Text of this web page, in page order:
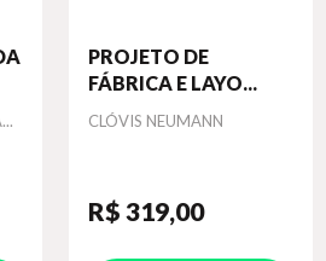
PROJETO DE
FÁBRICA E LAYO...
Autor
CLÓVIS NEUMANN
R$ 319,00